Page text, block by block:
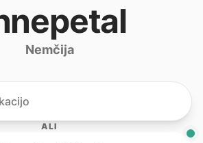
Nemčija
ALI